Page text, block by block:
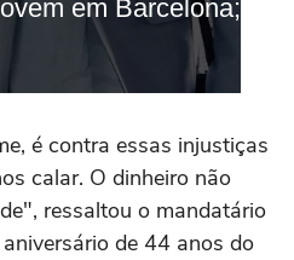
é contra essas injustiças
calar. O dinheiro não
ressaltou o mandatário
de 44 anos do